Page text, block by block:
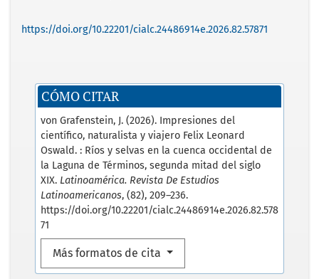
CÓMO CITAR
von Grafenstein, J. (2026). Impresiones del
científico, naturalista y viajero Felix Leonard
Oswald. : Ríos y selvas en la cuenca occidental de
la Laguna de Términos, segunda mitad del siglo
XIX. Latinoamérica. Revista De Estudios
Latinoamericanos, (82), 209–236.
https://doi.org/10.22201/cialc.24486914e.2026.82.578
71
Más formatos de cita
https://doi.org/10.22201/cialc.24486914e.2026.82.57871